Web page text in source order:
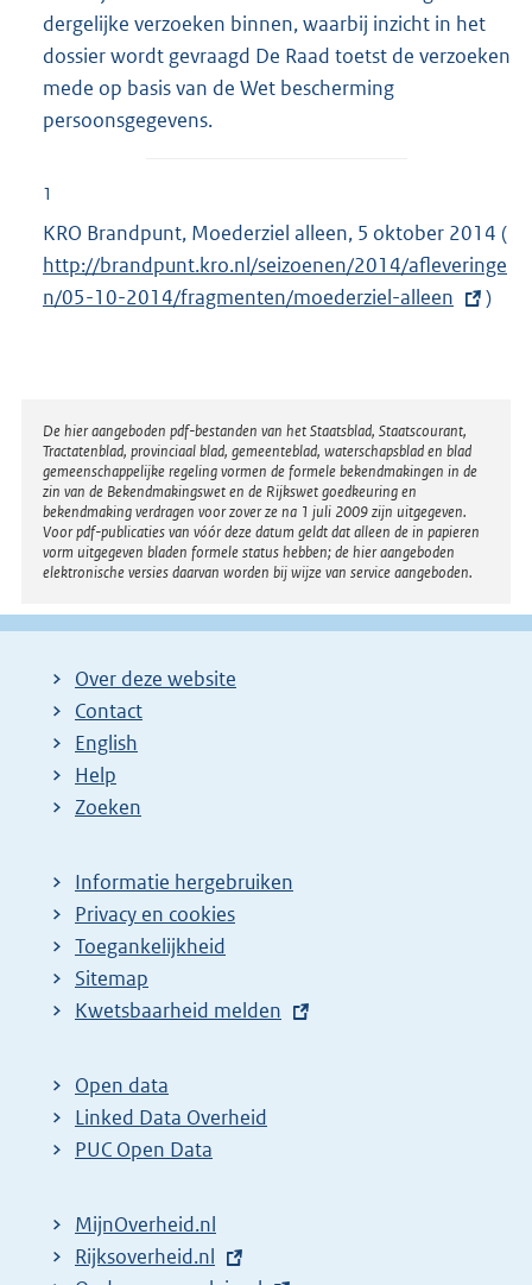
dergelijke verzoeken binnen, waarbij inzicht in het
dossier wordt gevraagd De Raad toetst de verzoeken
mede op basis van de Wet bescherming
persoonsgegevens.
1
KRO Brandpunt, Moederziel alleen, 5 oktober 2014 (
http://brandpunt.kro.nl/seizoenen/2014/afleveringe
n/05-10-2014/fragmenten/moederziel-alleen
)
Disclaimer
De hier aangeboden pdf-bestanden van het Staatsblad, Staatscourant,
Tractatenblad, provinciaal blad, gemeenteblad, waterschapsblad en blad
gemeenschappelijke regeling vormen de formele bekendmakingen in de
zin van de Bekendmakingswet en de Rijkswet goedkeuring en
bekendmaking verdragen voor zover ze na 1 juli 2009 zijn uitgegeven.
Voor pdf-publicaties van vóór deze datum geldt dat alleen de in papieren
vorm uitgegeven bladen formele status hebben; de hier aangeboden
elektronische versies daarvan worden bij wijze van service aangeboden.
Over deze website
Contact
English
Help
Zoeken
Informatie hergebruiken
Privacy en cookies
Toegankelijkheid
Sitemap
E
t
e
r
l
i
Kwetsbaarheid melden
Open data
Linked Data Overheid
PUC Open Data
MijnOverheid.nl
E
Rijksoverheid.nl